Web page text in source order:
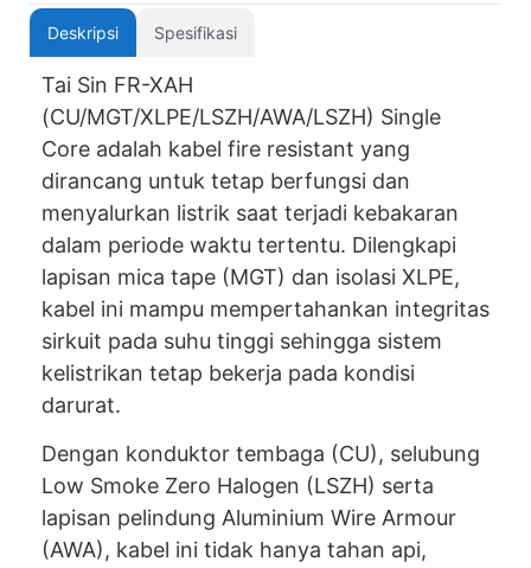
Deskripsi Spesifikasi
Tai Sin FR-XAH
(CU/MGT/XLPE/LSZH/AWA/LSZH) Single
Core adalah kabel fire resistant yang
dirancang untuk tetap berfungsi dan
menyalurkan listrik saat terjadi kebakaran
dalam periode waktu tertentu. Dilengkapi
lapisan mica tape (MGT) dan isolasi XLPE,
kabel ini mampu mempertahankan integritas
sirkuit pada suhu tinggi sehingga sistem
kelistrikan tetap bekerja pada kondisi
darurat.
Dengan konduktor tembaga (CU), selubung
Low Smoke Zero Halogen (LSZH) serta
lapisan pelindung Aluminium Wire Armour
(AWA), kabel ini tidak hanya tahan api,